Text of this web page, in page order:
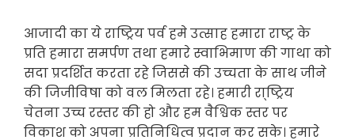
आजादी का ये राष्ट्रिय पर्व हमे उत्साह हमारा राष्ट्र के
प्रति हमारा समर्पण तथा हमारे स्वाभिमाण की गाथा को
सदा प्रदर्शित करता रहे जिससे की उच्चता के साथ जीने
की जिजीविषा को वल मिलता रहे। हमारी रा्ष्ट्रिय
चेतना उच्च रस्तर की हो और हम वैश्विक स्तर पर
विकाश को अपना प्रतिनिधित्व प्रदान कर सके। हमारे